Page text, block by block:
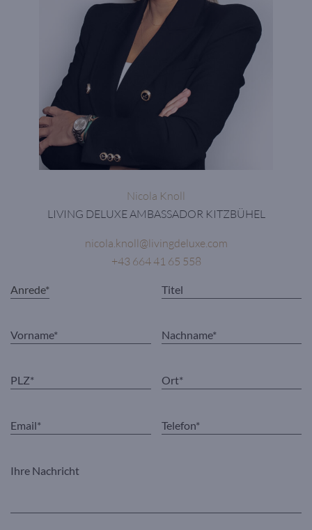
Nicola Knoll
LIVING DELUXE AMBASSADOR KITZBÜHEL
nicola.knoll@livingdeluxe.com
+43 664 41 65 558